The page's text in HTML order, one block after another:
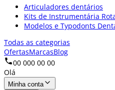
Articuladores dentários
Kits de Instrumentária
Modelos e Typodonts
Todas as categorias
OfertasMarcasBlog
00 000 00 00
Olá
Minha conta